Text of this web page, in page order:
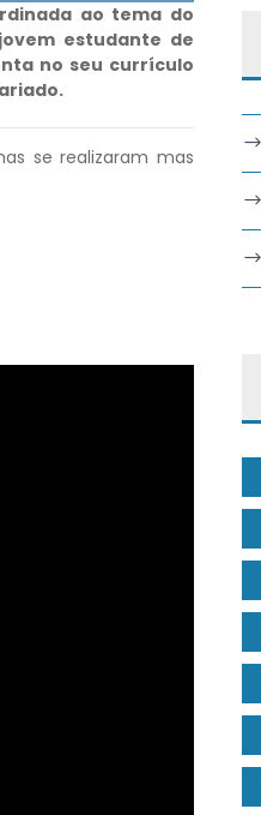
ao tema do
estudante de
no seu currículo
se realizaram mas